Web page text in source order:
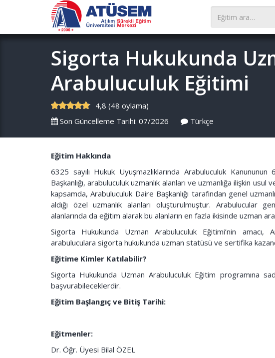
Sigorta Hukukunda
Arabuluculuk Eğitimi
4,8 (48 oylama)
Son Güncelleme Tarihi: 07/2026
Türkçe
Eğitim Hakkında
6325 sayılı Hukuk Uyuşmazlıklarında Arabuluculuk
Başkanlığı, arabuluculuk uzmanlık alanları ve uzmanlığa ilişkin
kapsamda, Arabuluculuk Daire Başkanlığı tarafından genel
aldığı özel uzmanlık alanları oluşturulmuştur. Arabulucular
alanlarında da eğitim alarak bu alanların en fazla ikisinde uzman
Sigorta Hukukunda Uzman Arabuluculuk Eğitimi’nin amacı,
arabuluculara sigorta hukukunda uzman statüsü ve sertifika
Eğitime Kimler Katılabilir?
Sigorta Hukukunda Uzman Arabuluculuk Eğitim programına
başvurabileceklerdir.
Eğitim Başlangıç ve Bitiş Tarihi:
Eğitmenler:
Dr. Öğr. Üyesi Bilal ÖZEL